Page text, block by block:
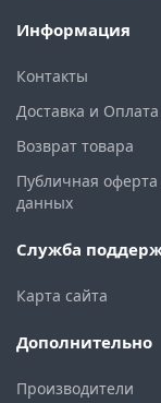
Информация
Контакты
Доставка и Оплата
Возврат товара
Публичная
данных
Служба
Карта сайта
Дополнительно
Производители